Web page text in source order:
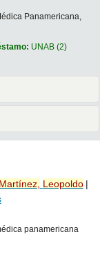
Panamericana,
UNAB(2)
Martínez, Leopoldo
panamericana